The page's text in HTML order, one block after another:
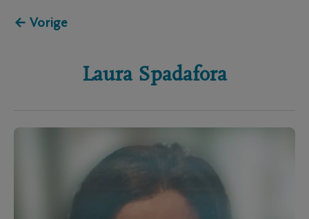
← Vorige
Laura Spadafora